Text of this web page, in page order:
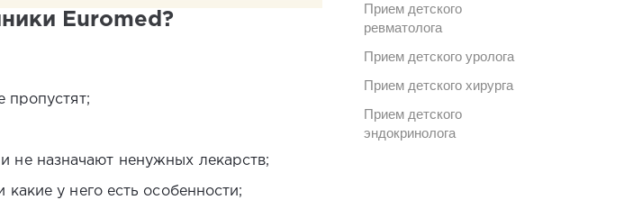
Прием детского
ревматолога
Прием детского уролога
Прием детского хирурга
Прием детского
эндокринолога
Euromed?
пропустят;
не назначают ненужных лекарств;
у него есть особенности;